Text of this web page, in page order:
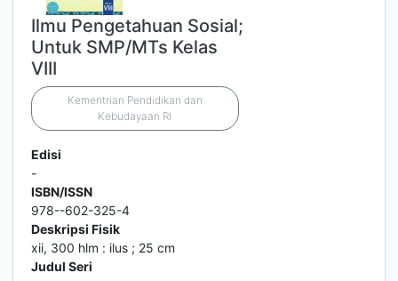
Ilmu Pengetahuan Sosial;
Untuk SMP/MTs Kelas
VIII
Kementrian Pendidikan dan
Kebudayaan RI
Edisi
-
ISBN/ISSN
978--602-325-4
Deskripsi Fisik
xii, 300 hlm : ilus ; 25 cm
Judul Seri